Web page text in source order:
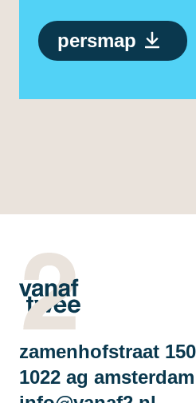
persmap
zamenhofstraat
1022 ag amsterdam